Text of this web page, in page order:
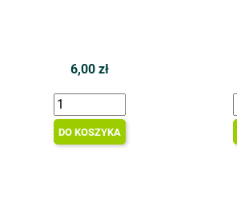
6,00 zł
DO KOSZYKA